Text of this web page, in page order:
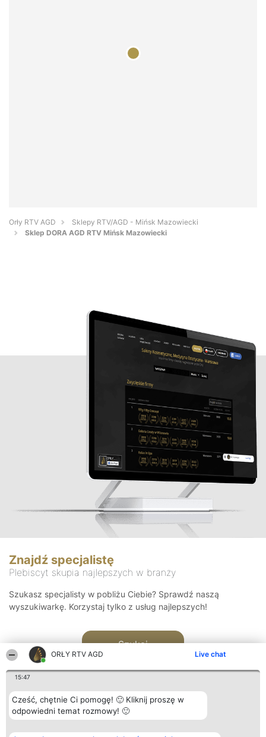
ORŁY RTV AGD Live chat
15:47
Cześć, chętnie Ci pomogę! 🙂 Kliknij proszę w
odpowiedni temat rozmowy! 🙂
Orły RTV AGD
Sklepy RTV/AGD - Mińsk Mazowiecki
Sklep DORA AGD RTV Mińsk Mazowiecki
Znajdź specjalistę
Plebiscyt skupia najlepszych w branży
Szukasz specjalisty w pobliżu Ciebie? Sprawdź naszą
wyszukiwarkę. Korzystaj tylko z usług najlepszych!
Szukaj
Organizator plebiscytu Plebiscyt Kontakt